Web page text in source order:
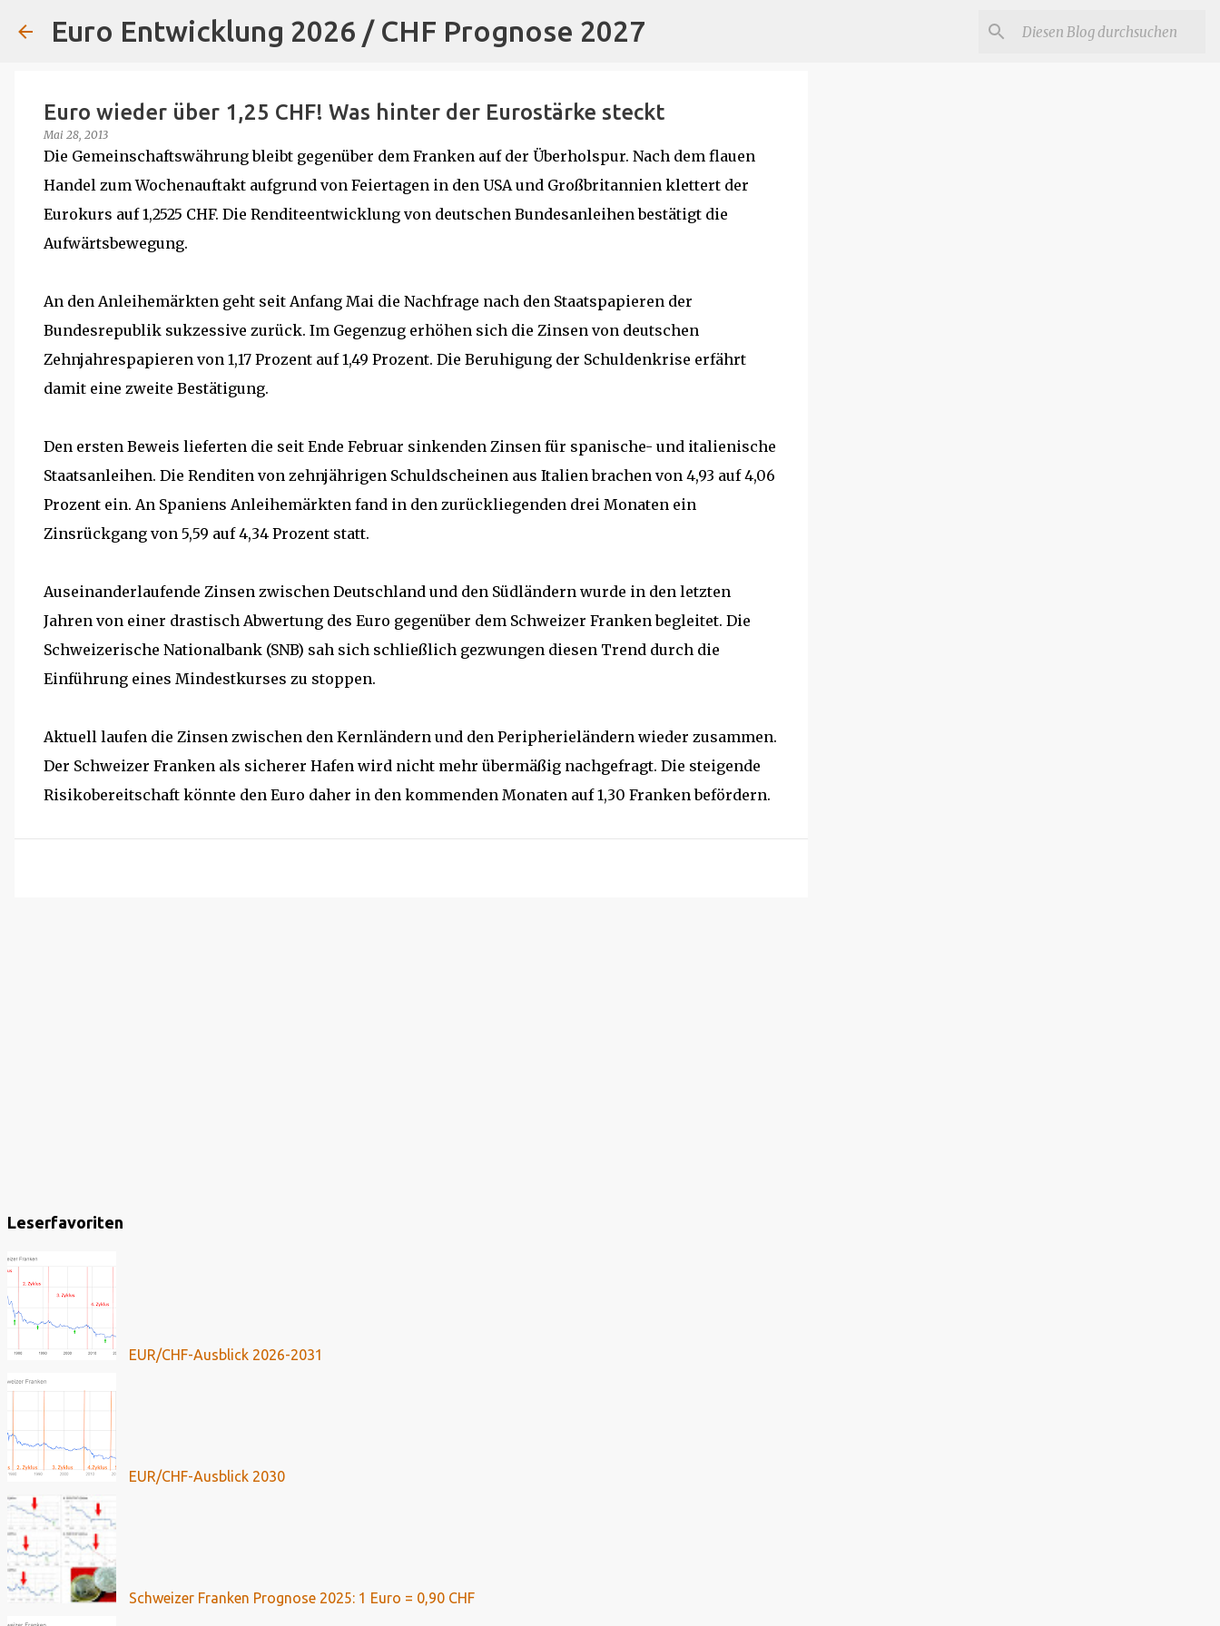
Direkt zum Hauptbereich
Euro Entwicklung 2026 / CHF Prognose 2027
Euro wieder über 1,25 CHF! Was hinter der Eurostärke steckt
Mai 28, 2013
Die Gemeinschaftswährung bleibt gegenüber dem Franken auf der Überholspur. Nach dem flauen
Handel zum Wochenauftakt aufgrund von Feiertagen in den USA und Großbritannien klettert der
Eurokurs auf 1,2525 CHF. Die Renditeentwicklung von deutschen Bundesanleihen bestätigt die
Aufwärtsbewegung.
An den Anleihemärkten geht seit Anfang Mai die Nachfrage nach den Staatspapieren der
Bundesrepublik sukzessive zurück. Im Gegenzug erhöhen sich die Zinsen von deutschen
Zehnjahrespapieren von 1,17 Prozent auf 1,49 Prozent. Die Beruhigung der Schuldenkrise erfährt
damit eine zweite Bestätigung.
Den ersten Beweis lieferten die seit Ende Februar sinkenden Zinsen für spanische- und italienische
Staatsanleihen. Die Renditen von zehnjährigen Schuldscheinen aus Italien brachen von 4,93 auf 4,06
Prozent ein. An Spaniens Anleihemärkten fand in den zurückliegenden drei Monaten ein
Zinsrückgang von 5,59 auf 4,34 Prozent statt.
Auseinanderlaufende Zinsen zwischen Deutschland und den Südländern wurde in den letzten
Jahren von einer drastisch Abwertung des Euro gegenüber dem Schweizer Franken begleitet. Die
Schweizerische Nationalbank (SNB) sah sich schließlich gezwungen diesen Trend durch die
Einführung eines Mindestkurses zu stoppen.
Aktuell laufen die Zinsen zwischen den Kernländern und den Peripherieländern wieder zusammen.
Der Schweizer Franken als sicherer Hafen wird nicht mehr übermäßig nachgefragt. Die steigende
Risikobereitschaft könnte den Euro daher in den kommenden Monaten auf 1,30 Franken befördern.
Leserfavoriten
EUR/CHF-Ausblick 2026-2031
EUR/CHF-Ausblick 2030
Schweizer Franken Prognose 2025: 1 Euro = 0,90 CHF